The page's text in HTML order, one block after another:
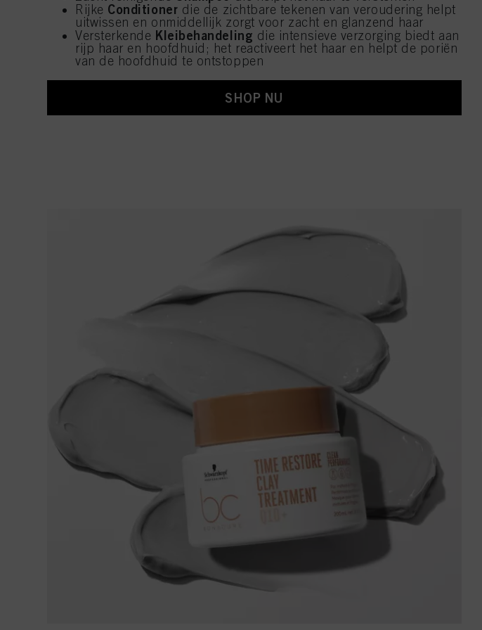
Rijke Conditioner die de zichtbare tekenen van veroudering helpt
uitwissen en onmiddellijk zorgt voor zacht en glanzend haar
Versterkende Kleibehandeling die intensieve verzorging biedt aan
rijp haar en hoofdhuid; het reactiveert het haar en helpt de poriën
van de hoofdhuid te ontstoppen
SHOP NU